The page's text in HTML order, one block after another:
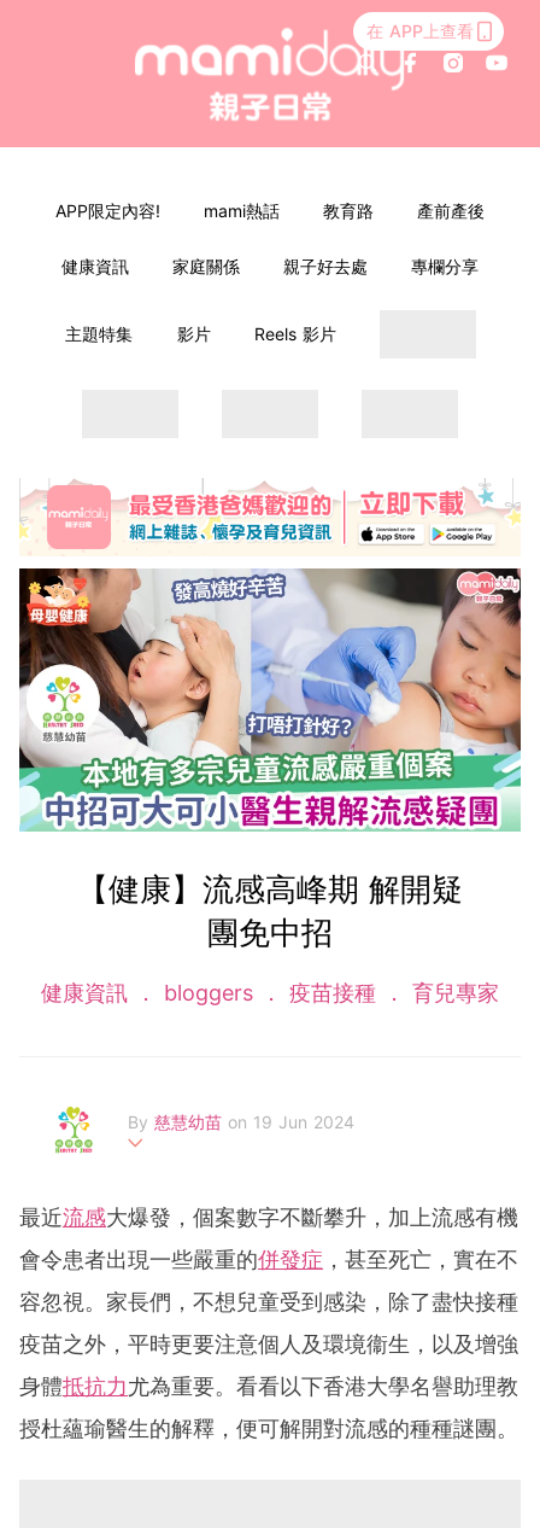
在 APP上查看
APP限定內容! mami熱話 教育路 產前產後
健康資訊 家庭關係 親子好去處 專欄分享
主題特集 影片 Reels 影片
【健康】流感高峰期 解開疑
團免中招
健康資訊 bloggers 疫苗接種 育兒專家
By 慈慧幼苗 on 19 Jun 2024
致力拓展0至6歲幼兒培育及發展，透過互動資源平台及家長
教育培訓課程等服務，教育公眾正確的育兒知識。截至 2020
年，受惠的兒童、家長、及專業同工等超過37, 000人，受惠
團體及機構超過400個。
最近流感大爆發，個案數字不斷攀升，加上流感有機
會令患者出現一些嚴重的併發症 ，甚至死亡，實在不
容忽視。家長們，不想兒童受到感染，除了盡快接種
疫苗之外，平時更要注意個人及環境衞生，以及增強
身體抵抗力尤為重要。看看以下香港大學名譽助理教
授杜蘊瑜醫生的解釋，便可解開對流感的種種謎團。